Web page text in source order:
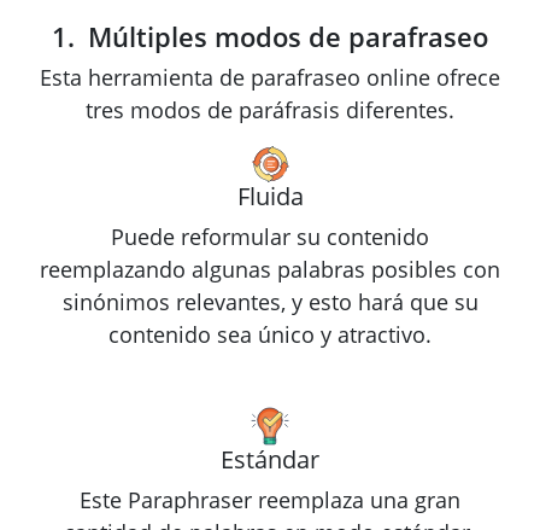
Múltiples modos de parafraseo
Esta herramienta de parafraseo online ofrece
tres modos de paráfrasis diferentes.
Fluida
Puede reformular su contenido
reemplazando algunas palabras posibles con
sinónimos relevantes, y esto hará que su
contenido sea único y atractivo.
Estándar
Este Paraphraser reemplaza una gran